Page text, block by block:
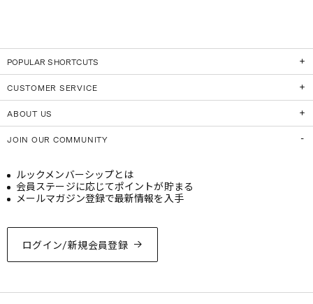
POPULAR SHORTCUTS
CUSTOMER SERVICE
ABOUT US
JOIN OUR COMMUNITY
ログイン/新規会員登録
ルックメンバーシップとは
会員ステージに応じてポイントが貯まる
メールマガジン登録で最新情報を入手